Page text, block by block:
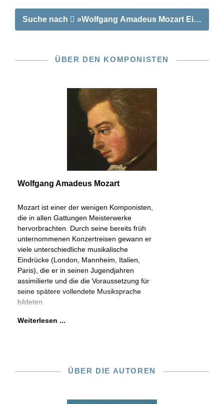
Suche nach »Wolfgang Amadeus Mozart
ÜBER DEN KOMPONISTEN
Wolfgang Amadeus Mozart
Mozart ist einer der wenigen Komponisten,
die in allen Gattungen Meisterwerke
hervorbrachten. Durch seine bereits früh
unternommenen Konzertreisen gewann er
viele unterschiedliche musikalische
Eindrücke (London, Mannheim, Italien,
Paris), die er in seinen Jugendjahren
assimilierte und die die Voraussetzung für
seine spätere vollendete Musiksprache
bildeten.
Weiterlesen ...
ÜBER DIE AUTOREN